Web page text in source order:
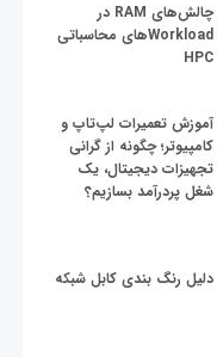
چالش‌های RAM در
Workloadهای محاسباتی
HPC
آموزش تعمیرات لپ‌تاپ و
کامپیوتر؛ چگونه از گرانی
تجهیزات دیجیتال، یک
شغل پردرآمد بسازیم؟
دلیل رنگ بندی کابل شبکه